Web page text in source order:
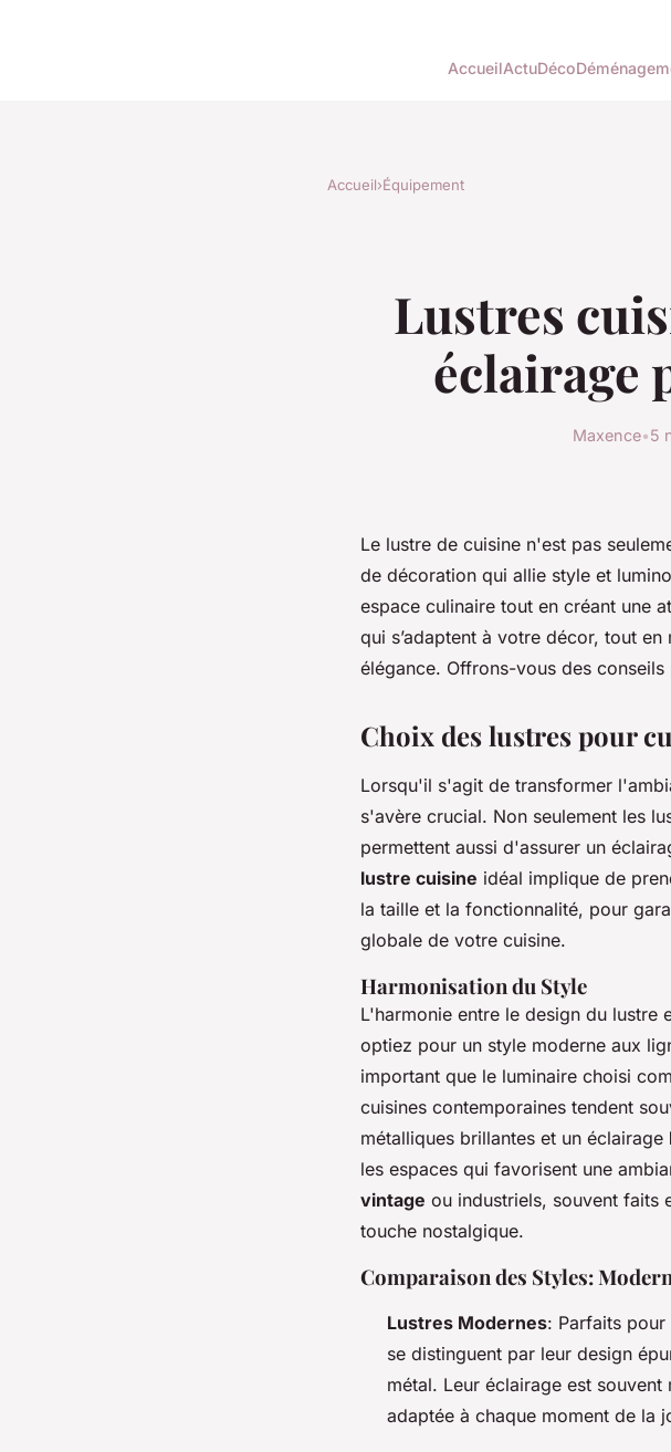
AccueilActuDéco
Accueil›Équipement
Lustres
éclairage
Maxence•5
Le lustre de cuisine n'est pas
de décoration qui allie style et
espace culinaire tout en créant une
qui s’adaptent à votre décor, tout
élégance. Offrons-vous des
Choix des lustres pour
Lorsqu'il s'agit de transformer
s'avère crucial. Non seulement les
permettent aussi d'assurer un
lustre cuisine idéal implique de
la taille et la fonctionnalité, pour
globale de votre cuisine.
Harmonisation du Style
L'harmonie entre le design du lustre
optiez pour un style moderne aux
important que le luminaire choisi
cuisines contemporaines tendent
métalliques brillantes et un éclairage
les espaces qui favorisent une
vintage ou industriels, souvent faits
touche nostalgique.
Comparaison des Styles:
Lustres Modernes: Parfaits pour
se distinguent par leur design
métal. Leur éclairage est
adaptée à chaque moment de la